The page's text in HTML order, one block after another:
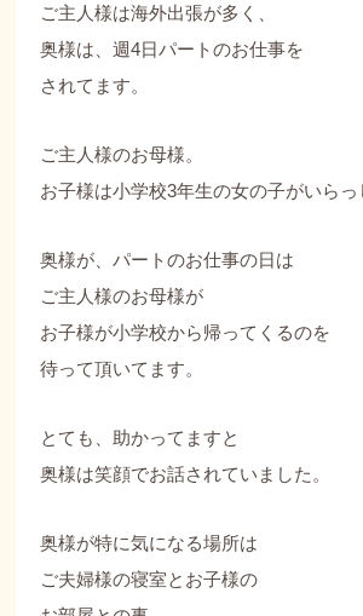
ご主人様は海外出張が多く、
奥様は、週4日パートのお仕事を
されてます。
ご主人様のお母様。
お子様は小学校3年生の女の子がいらっ
奥様が、パートのお仕事の日は
ご主人様のお母様が
お子様が小学校から帰ってくるのを
待って頂いてます。
とても、助かってますと
奥様は笑顔でお話されていました。
奥様が特に気になる場所は
ご夫婦様の寝室とお子様の